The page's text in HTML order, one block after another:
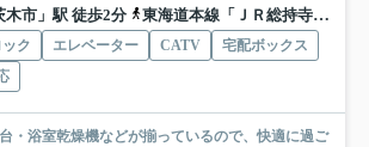
木市」駅 徒歩2分
東海道本線「ＪＲ総持寺」駅 徒歩15分
ク エレベーター CATV
宅配ボックス
・浴室乾燥機などが揃っているので、快適に過ご